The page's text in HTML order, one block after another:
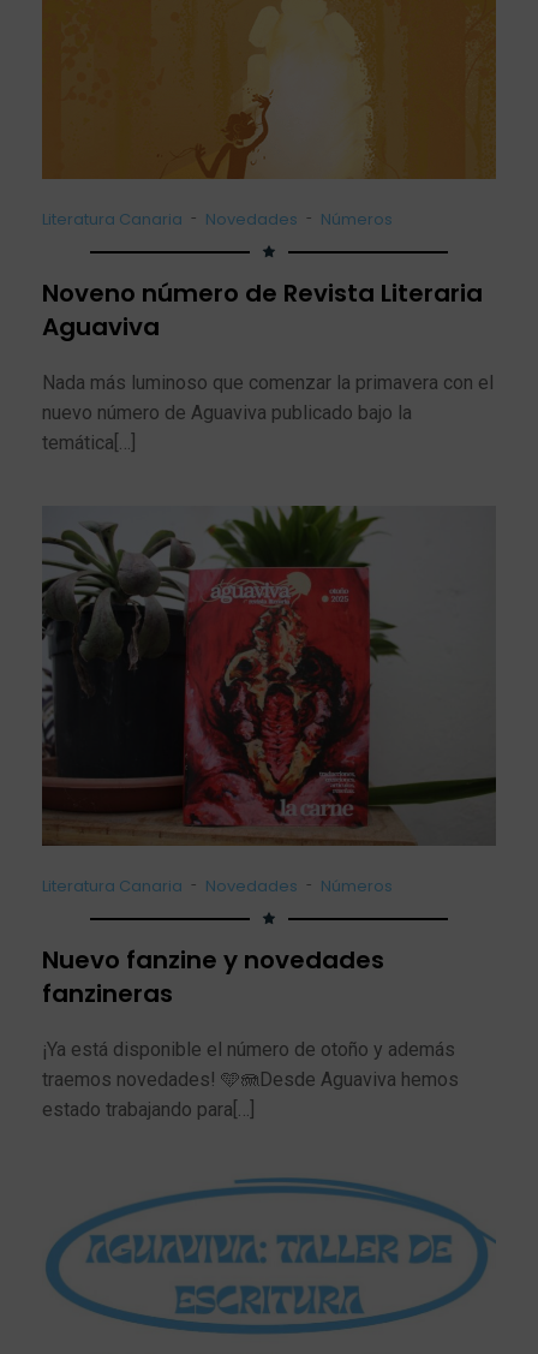
Literatura Canaria - Novedades - Números
Noveno número de Revista Literaria
Aguaviva
Nada más luminoso que comenzar la primavera con el
nuevo número de Aguaviva publicado bajo la
temática[…]
Literatura Canaria - Novedades - Números
Nuevo fanzine y novedades
fanzineras
¡Ya está disponible el número de otoño y además
traemos novedades! 🩵🪼Desde Aguaviva hemos
estado trabajando para[…]